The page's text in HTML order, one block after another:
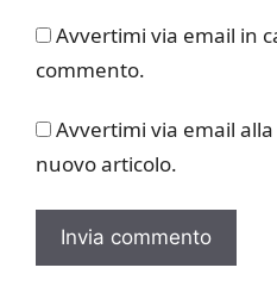
Avvertimi via email in
commento.
Avvertimi via email
nuovo articolo.